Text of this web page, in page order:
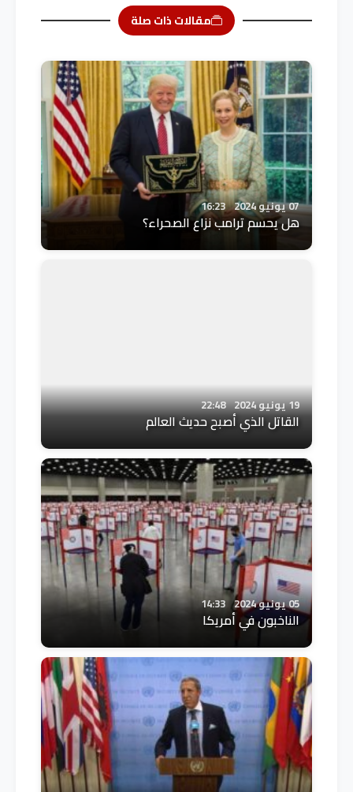
مقالات ذات صلة
07 يونيو 2024 16:23
هل يحسم ترامب نزاع الصحراء؟
19 يونيو 2024 22:48
القاتل الذي أصبح حديث العالم
05 يونيو 2024 14:33
الناخبون في أمريكا